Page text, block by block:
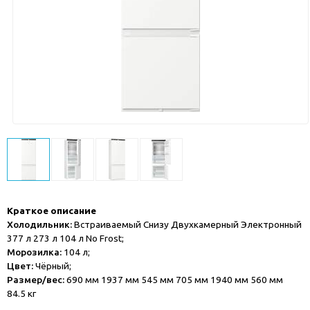
Краткое описание
Холодильник:Встраиваемый Снизу Двухкамерный Электронный
377 л 273 л 104 л No Frost;
Морозилка: 104 л;
Цвет:Чёрный;
Размер/вес:690 мм 1937 мм 545 мм 705 мм 1940 мм 560 мм
84.5 кг